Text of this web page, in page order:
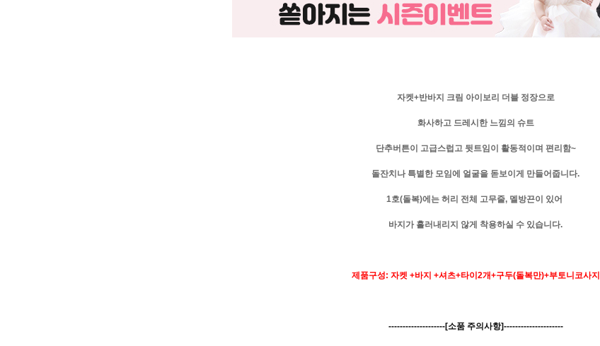
자켓+반바지 크림 아이보리 더블 정장으로
화사하고 드레시한 느낌의 슈트
단추버튼이 고급스럽고 뒷트임이 활동적이며 편리함~
돌잔치나 특별한 모임에 얼굴을 돋보이게 만들어줍니다.
1호(돌복)에는 허리 전체 고무줄, 멜방끈이 있어
바지가 흘러내리지 않게 착용하실 수 있습니다.
제품구성: 자켓 +바지 +셔츠+타이2개+구두(돌복만)+부토니코사지
--------------------[소품 주의사항]---------------------